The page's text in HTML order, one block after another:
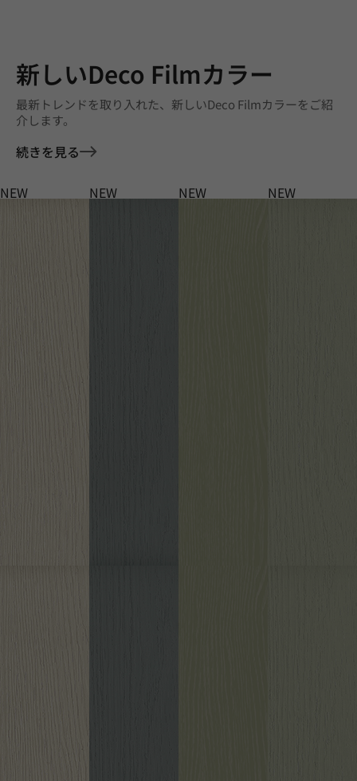
新しいDeco Filmカラー
最新トレンドを取り入れた、新しいDeco Filmカラーをご紹
介します。
続きを見る
NEW NEW NEW NEW